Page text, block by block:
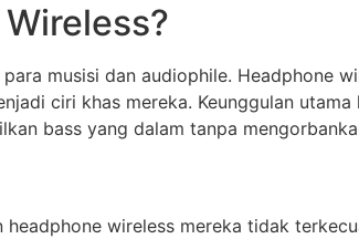
musisi dan audiophile. Headphone
ciri khas mereka. Keunggulan utama
bass yang dalam tanpa
wireless mereka tidak